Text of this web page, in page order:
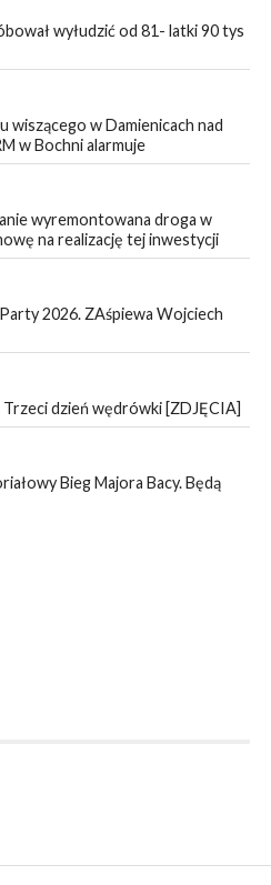
wyłudzić od 81- latki 90 tys
wiszącego w Damienicach nad
w Bochni alarmuje
wyremontowana droga w
na realizację tej inwestycji
2026. ZAśpiewa Wojciech
Trzeci dzień wędrówki [ZDJĘCIA]
Bieg Majora Bacy. Będą
karetka zderzyła się z